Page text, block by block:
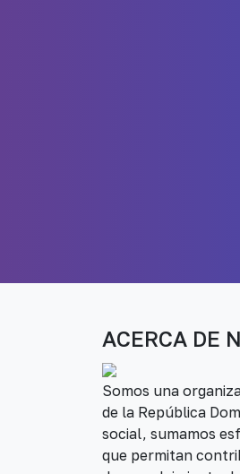
ACERCA DE
Somos una
de la República
social, sumamos
que permitan